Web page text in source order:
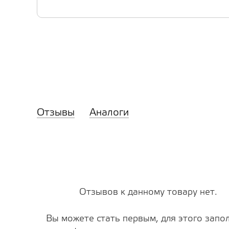
Отзывы Аналоги
Отзывов к данному товару нет.
Вы можете стать первым, для этого